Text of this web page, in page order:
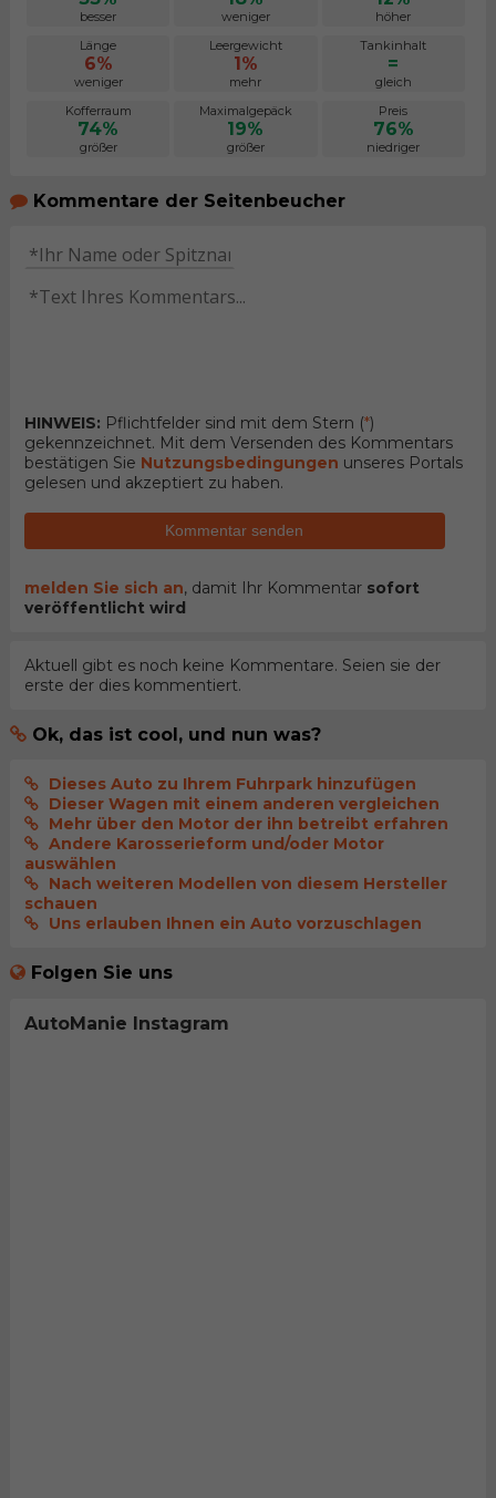
besser weniger
höher
Länge
6%
weniger
Leergewicht
1%
mehr
Tankinhalt
=
gleich
Kofferraum
74%
größer
Maximalgepäck
19%
größer
Preis
76%
niedriger
Kommentare der Seitenbeucher
HINWEIS: Pflichtfelder sind mit dem Stern (*)
gekennzeichnet. Mit dem Versenden des Kommentars
bestätigen Sie Nutzungsbedingungen unseres Portals
gelesen und akzeptiert zu haben.
Kommentar senden
melden Sie sich an, damit Ihr Kommentar sofort
veröffentlicht wird
Aktuell gibt es noch keine Kommentare. Seien sie der
erste der dies kommentiert.
Ok, das ist cool, und nun was?
Dieses Auto zu Ihrem Fuhrpark hinzufügen
Dieser Wagen mit einem anderen vergleichen
Mehr über den Motor der ihn betreibt erfahren
Andere Karosserieform und/oder Motor
auswählen
Nach weiteren Modellen von diesem Hersteller
schauen
Uns erlauben Ihnen ein Auto vorzuschlagen
Folgen Sie uns
AutoManie Instagram